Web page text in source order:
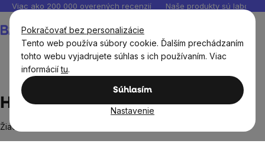
Pokračovať bez personalizácie
Tento web používa súbory cookie. Ďalším prechádzaním
tohto webu vyjadrujete súhlas s ich používaním. Viac
informáciítu.
Súhlasím
Nastavenie
Prejsť
obsah
Viac ako 200 000 overených recenzií Naše produkty sú
košík
Herbadent
Herbadent
Žiadne produkty značky